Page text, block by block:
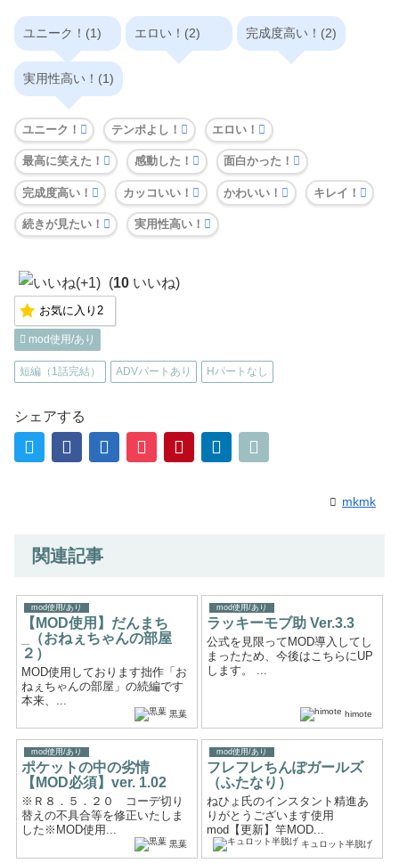
ユニーク！(1) エロい！(2) 完成度高い！(2)
実用性高い！(1)
ユニーク！ テンポよし！ エロい！
最高に笑えた！ 感動した！ 面白かった！
完成度高い！ カッコいい！ かわいい！ キレイ！
続きが見たい！ 実用性高い！
(10 いいね)
お気に入り 2
mod使用/あり
短編（1話完結） ADVパートあり Hパートなし
シェアする
mkmk
関連記事
mod使用/あり
【MOD使用】だんまち
_（おねぇちゃんの部屋
２）
MOD使用しております拙作「お
ねぇちゃんの部屋」の続編です
本来、...
黒葉
mod使用/あり
ラッキーモブ助 Ver.3.3
公式を見限ってMOD導入してし
まったため、今後はこちらにUP
します。 ...
himote
mod使用/あり
ポケットの中の劣情
【MOD必須】ver. 1.02
※Ｒ８．５．２０ コーデ切り
替えの不具合等を修正いたしま
した※MOD使用...
黒葉
mod使用/あり
フレフレちんぽガールズ
（ふたなり）
ねひょ氏のインスタント精進あ
りがとうございます使用
mod【更新】竿MOD...
キュロット半脱げ